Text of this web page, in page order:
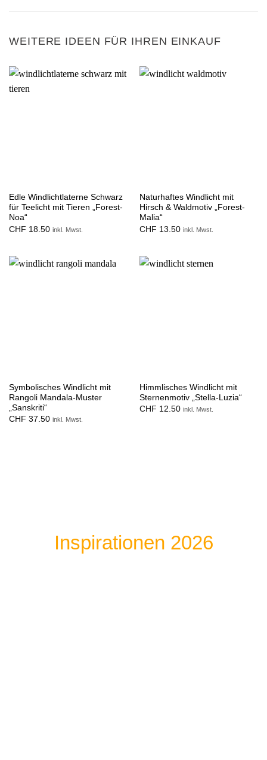
WEITERE IDEEN FÜR IHREN EINKAUF
Edle Windlichtlaterne Schwarz
für Teelicht mit Tieren „Forest-
Noa“
CHF 18.50 inkl. Mwst.
Naturhaftes Windlicht mit
Hirsch & Waldmotiv „Forest-
Malia“
CHF 13.50 inkl. Mwst.
Symbolisches Windlicht mit
Rangoli Mandala-Muster
„Sanskriti“
CHF 37.50 inkl. Mwst.
Himmlisches Windlicht mit
Sternenmotiv „Stella-Luzia“
CHF 12.50 inkl. Mwst.
Inspirationen 2026